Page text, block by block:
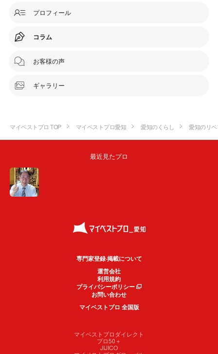
プロフィール
コラム
お客様の声
ギャラリー
マイベストプロ TOP マイベストプロ愛知 愛知のくらし 愛知のリ
最近見たプロ
専門家登録·掲載について
運営会社
利用規約
プライバシーポリシー
お問い合わせ
マイベストプロ 全国版
マイベストプロダイレクト
プロ50＋
JIJICO